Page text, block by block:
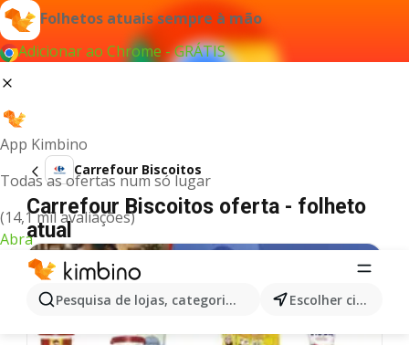
Folhetos atuais sempre à mão
Adicionar ao Chrome - GRÁTIS
App Kimbino
Todas as ofertas num só lugar
(14,1 mil avaliações)
Abra
Pesquisa de lojas, categorias,produtos... Escolher cidade
Carrefour Biscoitos
Carrefour Biscoitos oferta - folheto
atual